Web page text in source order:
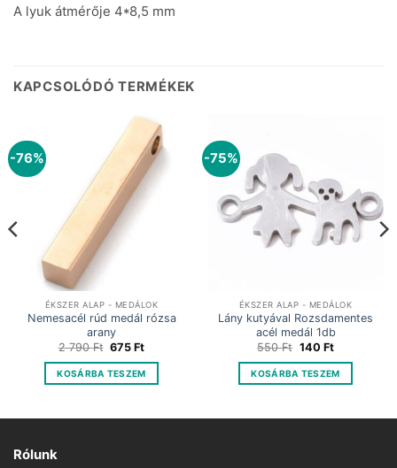
A lyuk átmérője 4*8,5 mm
KAPCSOLÓDÓ TERMÉKEK
-76%
ÉKSZER ALAP - MEDÁLOK
Nemesacél rúd medál rózsa
arany
2 790Ft Original
was:
2
790 Ft.
675FtCurrent
is:
675 Ft.
KOSÁRBA TESZEM
-75%
ÉKSZER ALAP - MEDÁLOK
Lány kutyával Rozsdamentes
acél medál 1db
550Ft Original
was:
550 Ft.
140 FtCurrent
is:
140 Ft.
KOSÁRBA TESZEM
Rólunk